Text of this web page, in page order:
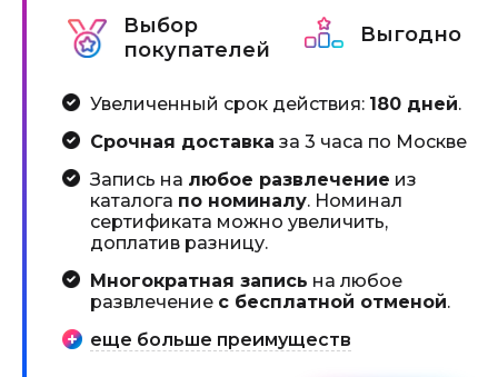
Выбор
покупателей
Выгодно
Увеличенный срок действия: 180 дней.
Срочная доставка за 3 часа по Москве
Запись на любое развлечение из
каталога по номиналу. Номинал
сертификата можно увеличить,
доплатив разницу.
Многократная запись на любое
развлечение с бесплатной отменой.
еще больше преимуществ